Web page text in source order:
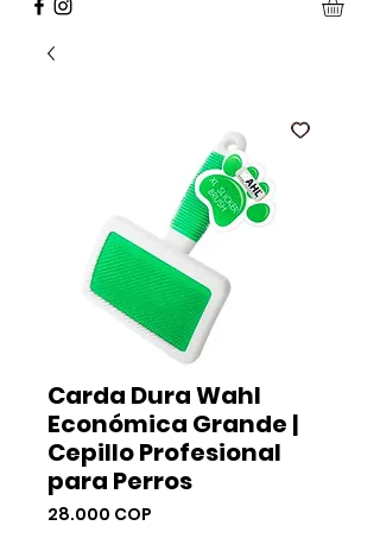
Carda Dura Wahl
Económica Grande |
Cepillo Profesional
para Perros
28.000 COP